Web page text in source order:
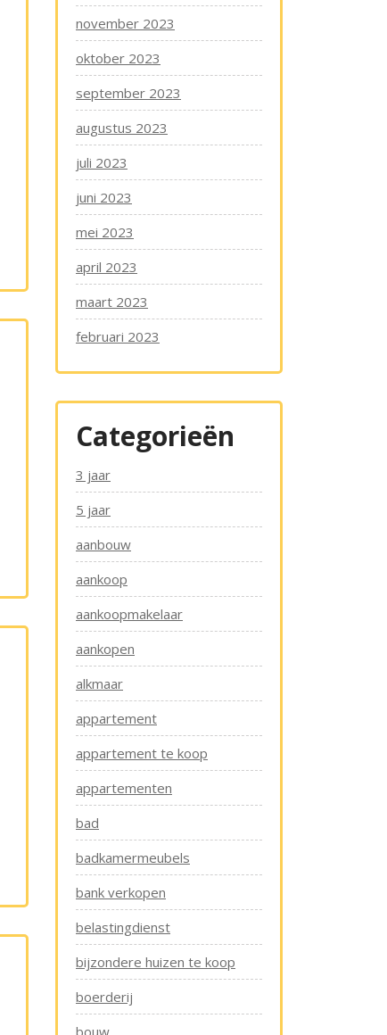
november 2023
oktober 2023
september 2023
augustus 2023
juli 2023
juni 2023
mei 2023
april 2023
maart 2023
februari 2023
Categorieën
3 jaar
5 jaar
aanbouw
aankoop
aankoopmakelaar
aankopen
alkmaar
appartement
appartement te koop
appartementen
bad
badkamermeubels
bank verkopen
belastingdienst
bijzondere huizen te koop
boerderij
bouw